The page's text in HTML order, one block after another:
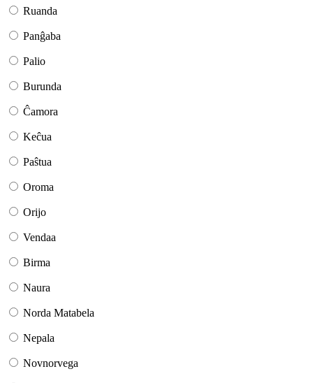
Ruanda
Panĝaba
Palio
Burunda
Ĉamora
Keĉua
Paŝtua
Oroma
Orijo
Vendaa
Birma
Naura
Norda Matabela
Nepala
Novnorvega